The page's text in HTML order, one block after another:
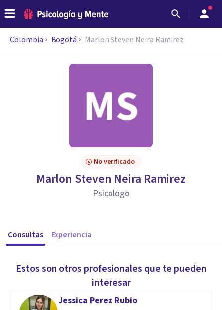
Colombia Bogotá Marlon Steven Neira Ramirez
No verificado
Marlon Steven Neira Ramirez
Psicologo
Consultas Experiencia
Estos son otros profesionales que te pueden
interesar
Jessica Perez Rubio